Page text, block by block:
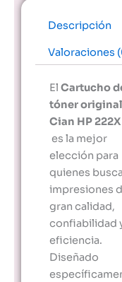
Descripción
Valoraciones
El Cartucho
tóner
Cian HP 222X
es la mejor
elección para
quienes
impresiones
gran calidad,
confiabilidad
eficiencia.
Diseñado